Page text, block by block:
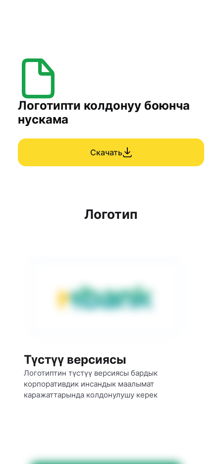
Логотипти колдонуу боюнча
нускама
Скачать
Логотип
Түстүү версиясы
Логотиптин түстүү версиясы бардык
корпоративдик инсандык маалымат
каражаттарында колдонулушу керек